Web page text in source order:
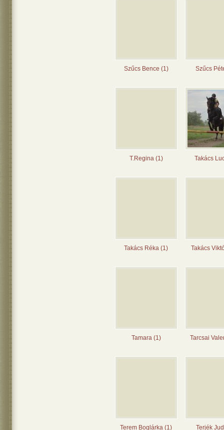
Szűcs Bence (1) Szűcs
T.Regina (1) Takács
Takács Réka (1) Takács
Tamara (1) Tarcsai
Terem Boglárka (1) Terjék